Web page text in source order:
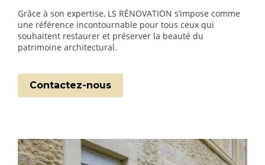
Grâce à son expertise, LS RÉNOVATION s’impose comme
une référence incontournable pour tous ceux qui
souhaitent restaurer et préserver la beauté du
patrimoine architectural.
Contactez-nous